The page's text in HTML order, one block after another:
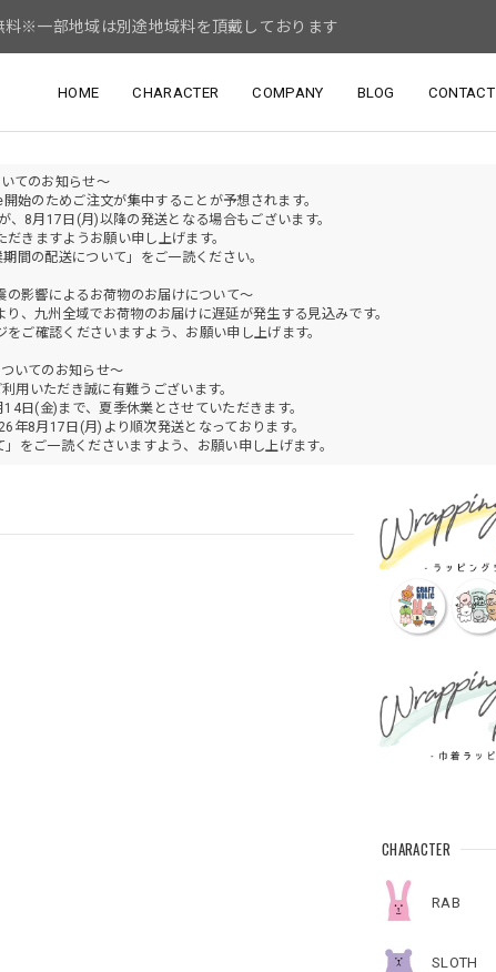
※一部地域は別途地域料を頂戴しております
HOME CHARACTER COMPANY BLOG CONTACT
てのお知らせ～
始のためご注文が集中することが予想されます。
、8月17日(月)以降の発送となる場合もございます。
きますようお願い申し上げます。
間の配送について」をご一読ください。
影響によるお荷物のお届けについて～
、九州全域でお荷物のお届けに遅延が発生する見込みです。
ご確認くださいますよう、お願い申し上げます。
いてのお知らせ～
用いただき誠に有難うございます。
日(金)まで、夏季休業とさせていただきます。
8月17日(月)より順次発送となっております。
をご一読くださいますよう、お願い申し上げます。
CHARACTER
RAB
SLOTH